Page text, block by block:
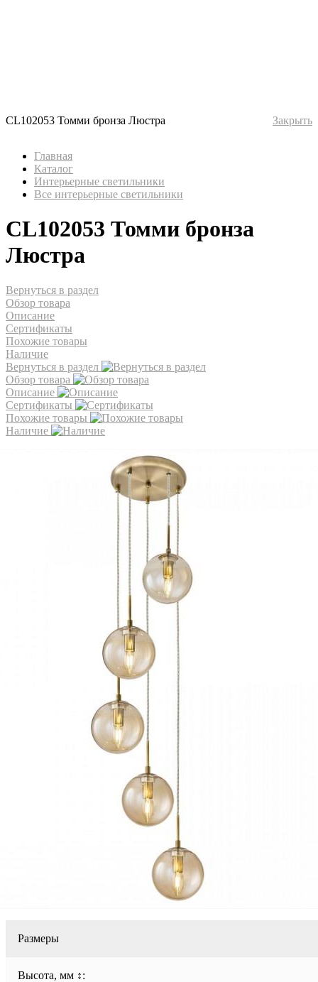
CL102053 Томми бронза Люстра Закрыть
Главная
Каталог
Интерьерные светильники
Все интерьерные светильники
CL102053 Томми бронза
Люстра
Вернуться в раздел
Обзор товара
Описание
Сертификаты
Похожие товары
Наличие
Вернуться в раздел
Обзор товара
Описание
Сертификаты
Похожие товары
Наличие
Размеры
Высота, мм ↕: